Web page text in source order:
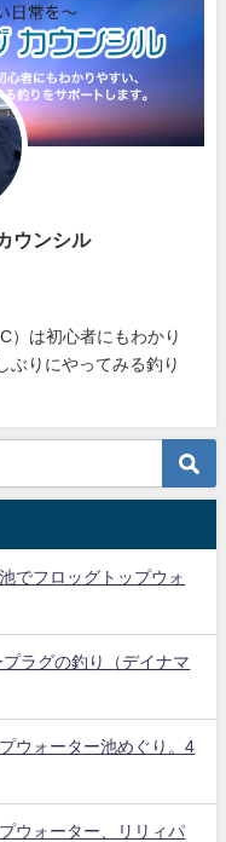
ウンシル
）は初心者にもわかり
ぶりにやってみる釣り
でフロッグトップウォ
ラグの釣り（デイナマ
ウォーター池めぐり。4
ウォーター、リリィパ